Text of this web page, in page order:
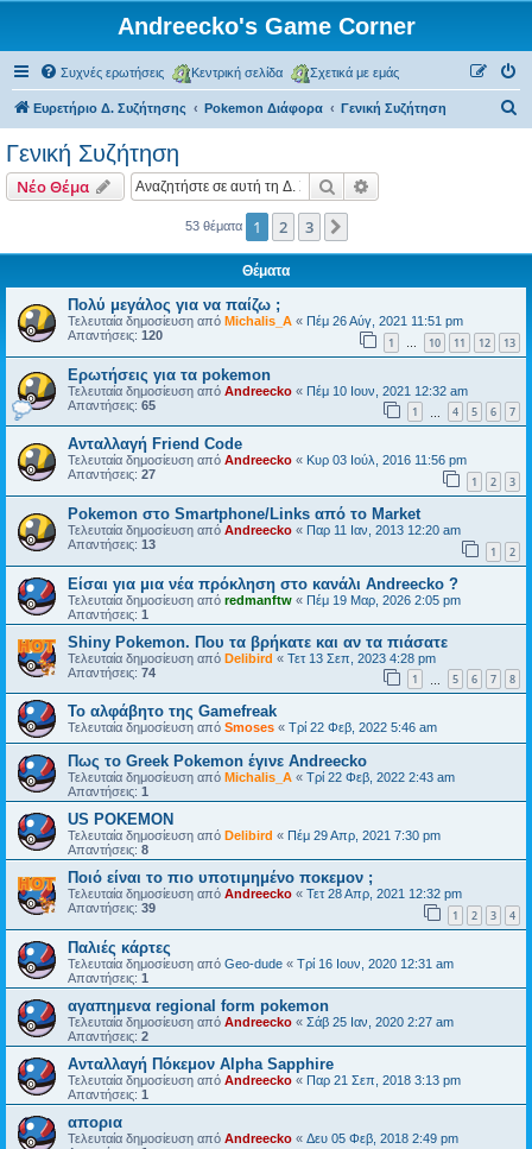
Andreecko's Game Corner
Συχνές ερωτήσεις Κεντρική σελίδα Σχετικά με εμάς
Ευρετήριο Δ. Συζήτησης Pokemon Διάφορα Γενική Συζήτηση
η
Γενική Συζήτηση
Νέο Θέμα Αναζήτηση
53 θέματα 1 2 3
Θέματα
Πολύ μεγάλος για να παίζω ;
Τελευταία δημοσίευση από Michalis_A « Πέμ 26 Αύγ, 2021 11:51 pm
Απαντήσεις: 120 1 … 10 11 12 13
Ερωτήσεις για τα pokemon
Τελευταία δημοσίευση από Andreecko « Πέμ 10 Ιουν, 2021 12:32 am
Απαντήσεις: 65 1 4 5 6 7
Ανταλλαγή Friend Code
Τελευταία δημοσίευση από Andreecko « Κυρ 03 Ιούλ, 2016 11:56 pm
Απαντήσεις: 27 1 2 3
Pokemon στο Smartphone/Links από το Market
Τελευταία δημοσίευση από Andreecko « Παρ 11 Ιαν, 2013 12:20 am
Απαντήσεις: 13 1 2
Είσαι για μια νέα πρόκληση στο κανάλι Andreecko ?
Τελευταία δημοσίευση από redmanftw « Πέμ 19 Μαρ, 2026 2:05 pm
Απαντήσεις: 1
Shiny Pokemon. Που τα βρήκατε και αν τα πιάσατε
Τελευταία δημοσίευση από Delibird « Τετ 13 Σεπ, 2023 4:28 pm
Απαντήσεις: 74 1 5 6 7 8
Το αλφάβητο της Gamefreak
Τελευταία δημοσίευση από Smoses « Τρί 22 Φεβ, 2022 5:46 am
Πως το Greek Pokemon έγινε Andreecko
Τελευταία δημοσίευση από Michalis_A « Τρί 22 Φεβ, 2022 2:43 am
Απαντήσεις: 1
US POKEMON
Τελευταία δημοσίευση από Delibird « Πέμ 29 Απρ, 2021 7:30 pm
Απαντήσεις: 8
Ποιό είναι το πιο υποτιμημένο ποκεμον ;
Τελευταία δημοσίευση από Andreecko « Τετ 28 Απρ, 2021 12:32 pm
Απαντήσεις: 39 1 2 3 4
Παλιές κάρτες
Τελευταία δημοσίευση από Geo-dude « Τρί 16 Ιουν, 2020 12:31 am
Απαντήσεις: 1
αγαπημενα regional form pokemon
Τελευταία δημοσίευση από Andreecko « Σάβ 25 Ιαν, 2020 2:27 am
Απαντήσεις: 2
Ανταλλαγή Πόκεμον Alpha Sapphire
Τελευταία δημοσίευση από Andreecko « Παρ 21 Σεπ, 2018 3:13 pm
Απαντήσεις: 1
απορια
Τελευταία δημοσίευση από Andreecko « Δευ 05 Φεβ, 2018 2:49 pm